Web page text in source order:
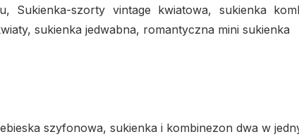
Sukienka-szorty vintage kwiatowa, sukienka
sukienka jedwabna, romantyczna mini sukienka
szyfonowa, sukienka i kombinezon dwa w